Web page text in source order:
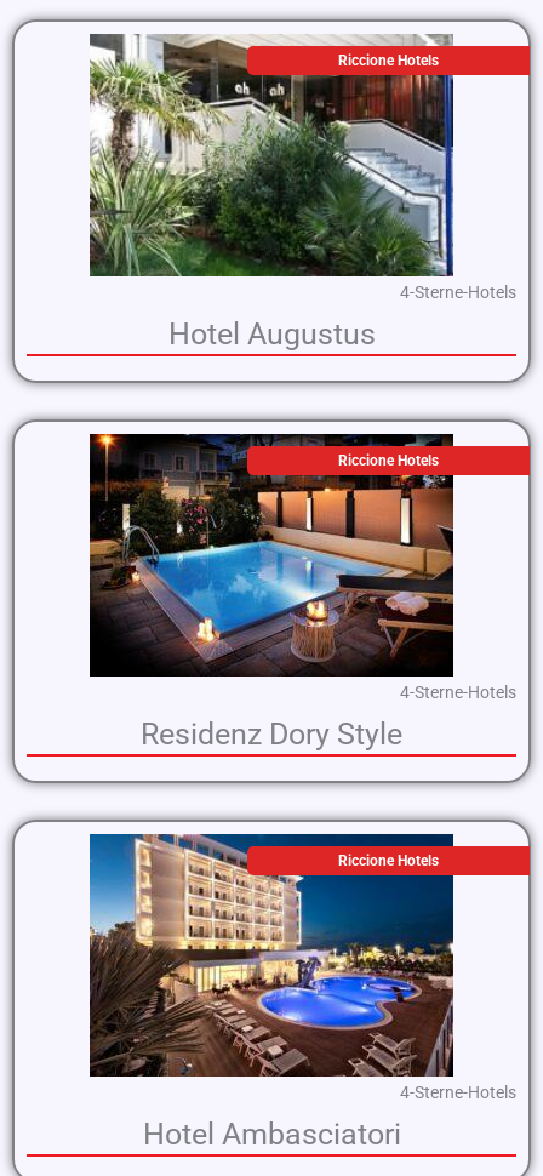
Riccione Hotels
4-Sterne-Hotels
Hotel Augustus
Riccione Hotels
4-Sterne-Hotels
Residenz Dory Style
Riccione Hotels
4-Sterne-Hotels
Hotel Ambasciatori